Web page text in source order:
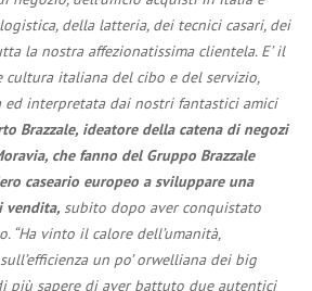
della latteria, dei tecnici casari, dei
la nostra affezionatissima clientela. E’ il
cultura italiana del cibo e del servizio,
ed interpretata dai nostri fantastici amici
Brazzale, ideatore della catena di negozi
che fanno del Gruppo Brazzale
caseario europeo a sviluppare una
vendita, subito dopo aver conquistato
“Ha vinto il calore dell’umanità,
un po’ orwelliana dei big
più sapere di aver battuto due autentici